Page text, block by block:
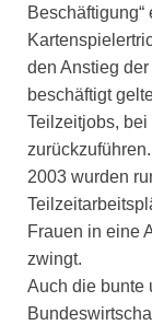
den Anstieg
beschäftigt
Teilzeitjobs,
zurückzuführen.
2003 wurden
Frauen in eine
zwingt.
Auch die bunte